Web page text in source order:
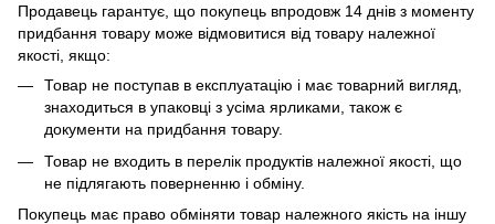
Продавець гарантує, що покупець впродовж 14 днів з моменту
придбання товару може відмовитися від товару належної
якості, якщо:
Товар не поступав в експлуатацію і має товарний вигляд,
знаходиться в упаковці з усіма ярликами, також є
документи на придбання товару.
Товар не входить в перелік продуктів належної якості, що
не підлягають поверненню і обміну.
Покупець має право обміняти товар належного якість на іншу